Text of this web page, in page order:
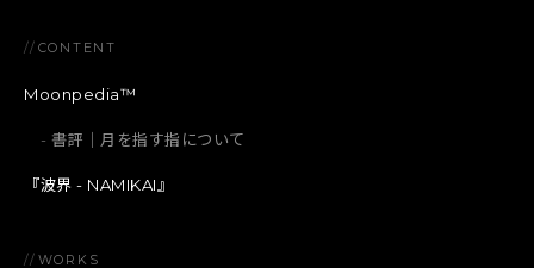
// CONTENT
Moonpedia™
書評｜月を指す指について
『波界 - NAMIKAI』
// WORKS